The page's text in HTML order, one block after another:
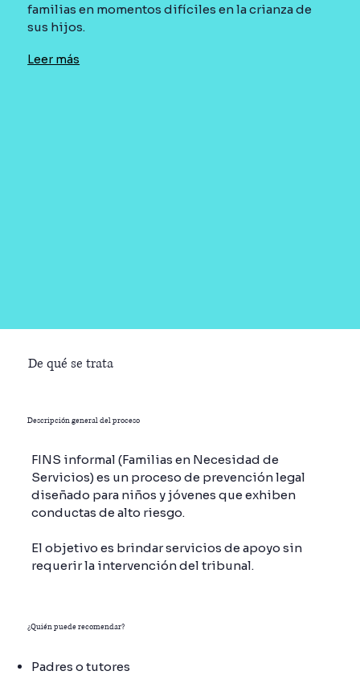
familias en momentos difíciles en la crianza de
sus hijos.
Leer más
De qué se trata
FINS informal (Familias en Necesidad de
Servicios) es un proceso de prevención legal
diseñado para niños y jóvenes que exhiben
conductas de alto riesgo.
El objetivo es brindar servicios de apoyo sin
requerir la intervención del tribunal.
Descripción general del proceso
Padres o tutores
¿Quién puede recomendar?